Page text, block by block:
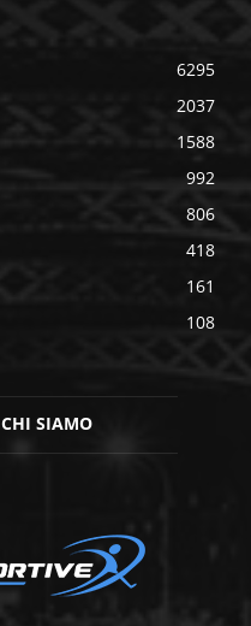
6295
2037
1588
992
806
418
161
108
CHI SIAMO